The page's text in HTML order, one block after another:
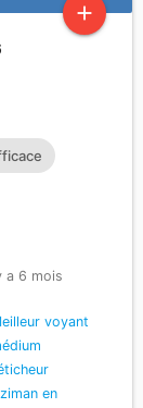
add
a 6 mois
voyant
en